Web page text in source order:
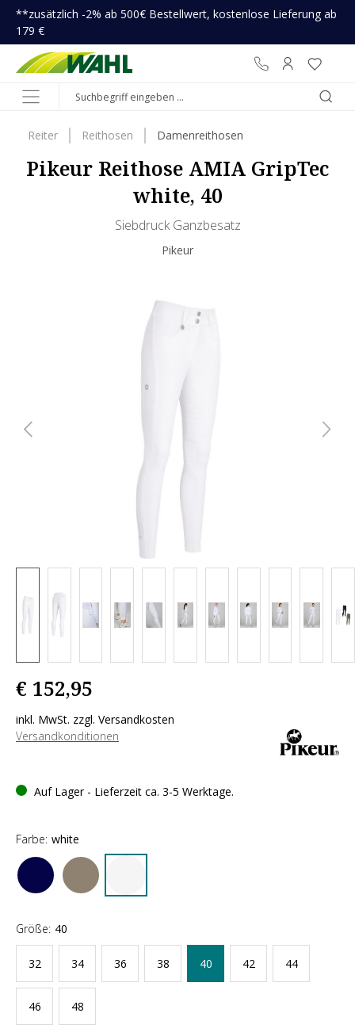
springen
**zusätzlich -2% ab 500€ Bestellwert, kostenlose Lieferung ab
179 €
Reiter Reithosen Damenreithosen
Pikeur Reithose AMIA GripTec
white, 40
Siebdruck Ganzbesatz
Pikeur
€ 152,95
inkl. MwSt. zzgl. Versandkosten
Versandkonditionen
Auf Lager - Lieferzeit ca. 3-5 Werktage.
Farbe: white
Größe: 40
32 34 36 38 40 42 44
46 48